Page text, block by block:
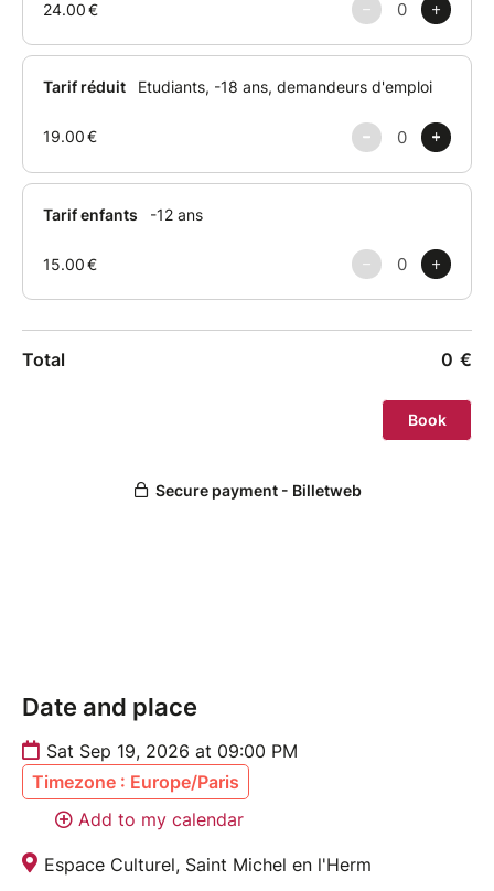
Décors : Annabelle Riard
Motion design : Perrine Drouillet
Date and place
Sat Sep 19, 2026 at 09:00 PM
Timezone : Europe/Paris
Add to my calendar
Espace Culturel, Saint Michel en l'Herm